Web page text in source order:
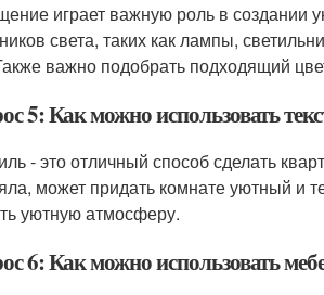
играет важную роль в создании
света, таких как лампы,
важно подобрать подходящий
5: Как можно использовать
- это отличный способ сделать
может придать комнате уютный и
уютную атмосферу.
6: Как можно использовать